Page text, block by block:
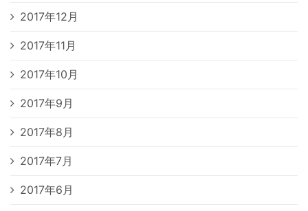
2017年12月
2017年11月
2017年10月
2017年9月
2017年8月
2017年7月
2017年6月